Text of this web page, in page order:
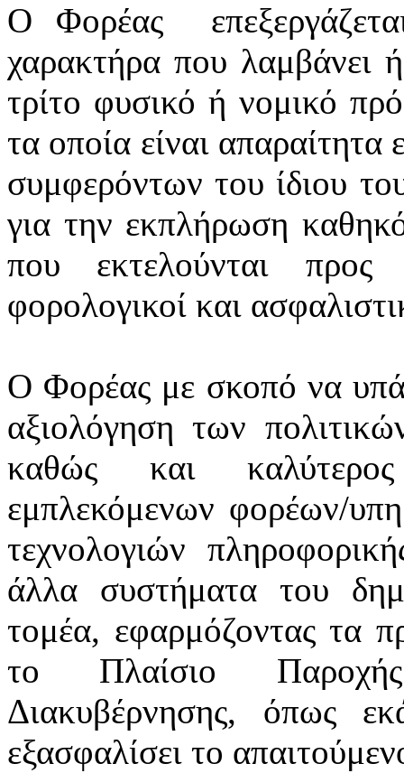
Ο Φορέας
χαρακτήρα που λαμβάνει
τρίτο φυσικό ή νομικό
τα οποία είναι απαραίτητα
συμφερόντων του ίδιου
για την εκπλήρωση
που εκτελούνται
φορολογικοί και
Ο Φορέας με σκοπό να
αξιολόγηση των
καθώς και
εμπλεκόμενων φορέων/
τεχνολογιών
άλλα συστήματα του
τομέα, εφαρμόζοντας τα
το Πλαίσιο
Διακυβέρνησης, όπως
εξασφαλίσει το